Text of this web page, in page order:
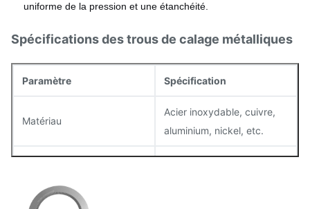
uniforme de la pression et une étanchéité.
Spécifications des trous de calage métalliques
Paramètre Spécification
Matériau
Acier inoxydable, cuivre,
aluminium, nickel, etc.
Tolérance